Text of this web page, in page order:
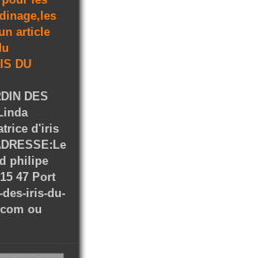
DES
d'iris
philipe
47 Port
des-iris-du-
ou